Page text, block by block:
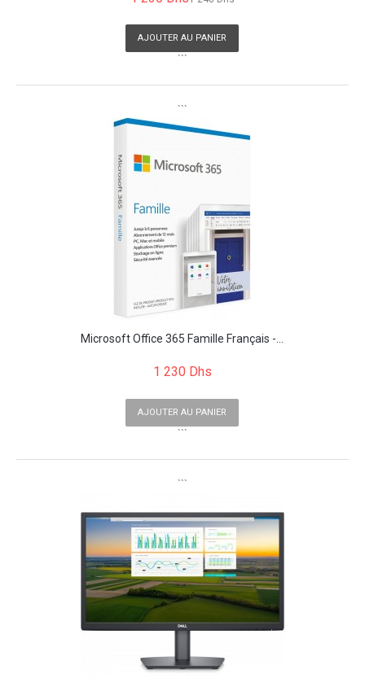
AJOUTER AU PANIER
```
```
Microsoft Office 365 Famille Français -...
1 230 Dhs
AJOUTER AU PANIER
```
```